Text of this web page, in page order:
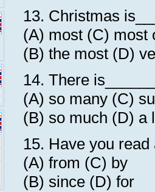
13. Christmas
(A) most (C) most
(B) the most (D)
14. There
(A) so many (C)
(B) so much (D) a
15. Have you
(A) from (C) by
(B) since (D) for